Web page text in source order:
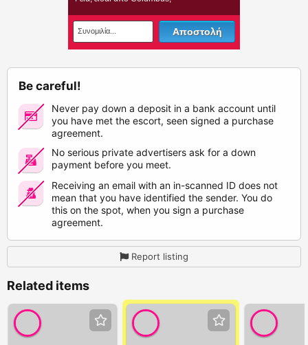
Be careful!
Never pay down a deposit in a bank account until
you have met the escort, seen signed a purchase
agreement.
No serious private advertisers ask for a down
payment before you meet.
Receiving an email with an in-scanned ID does not
mean that you have identified the sender. You do
this on the spot, when you sign a purchase
agreement.
Report listing
Related items